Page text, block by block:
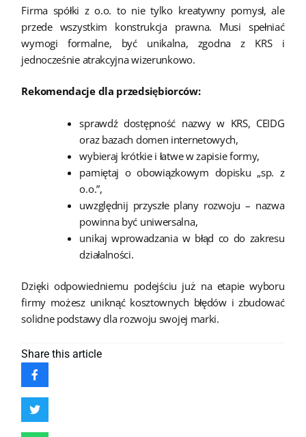
Firma spółki z o.o. to nie tylko kreatywny pomysł, ale
przede wszystkim konstrukcja prawna. Musi spełniać
wymogi formalne, być unikalna, zgodna z KRS i
jednocześnie atrakcyjna wizerunkowo.
Rekomendacje dla przedsiębiorców:
sprawdź dostępność nazwy w KRS, CEIDG
oraz bazach domen internetowych,
wybieraj krótkie i łatwe w zapisie formy,
pamiętaj o obowiązkowym dopisku „sp. z
o.o.”,
uwzględnij przyszłe plany rozwoju – nazwa
powinna być uniwersalna,
unikaj wprowadzania w błąd co do zakresu
działalności.
Dzięki odpowiedniemu podejściu już na etapie wyboru
firmy możesz uniknąć kosztownych błędów i zbudować
solidne podstawy dla rozwoju swojej marki.
Sharethis article